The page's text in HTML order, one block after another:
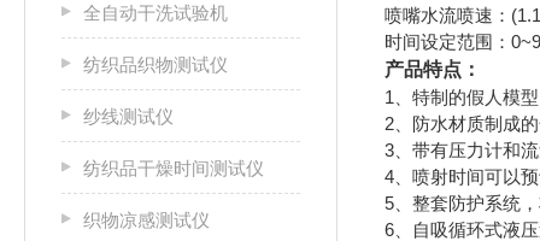
全自动干洗试验机
纺织品织物测试仪
纱线测试仪
纺织品干燥时间测试仪
织物凉感测试仪
喷嘴水流喷速：
时间设定范围：
产品特点：
1、特制的假人模
2、防水材质制成
3、带有压力计和
4、喷射时间可以
5、整套防护系统
6、自吸循环式液